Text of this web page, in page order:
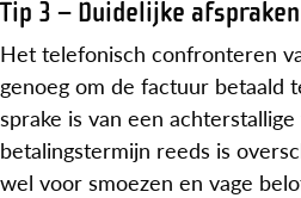
Tip 3 – Duidelijke afspraken
Het telefonisch confronteren
genoeg om de factuur betaald
sprake is van een
betalingstermijn reeds is
wel voor smoezen en vage